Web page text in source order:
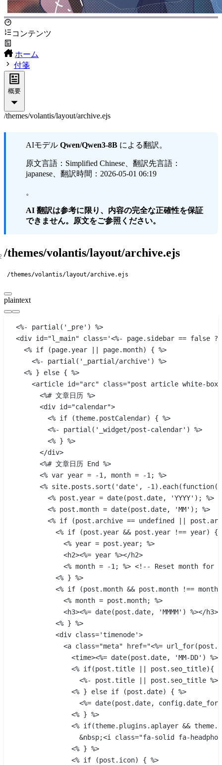
コンテンツ
ホーム
付箋
概要
/themes/volantis/layout/archive.ejs
AIモデル Qwen/Qwen3-8B による翻訳。
原文言語：Simplified Chinese、翻訳先言語：
japanese、翻訳時間：2026-05-01 06:19
。
AI 翻訳は参考に限り、内容の完全な正確性を保証
できません。原文をご参照ください。
/themes/volantis/layout/archive.ejs
/themes/volantis/layout/archive.ejs
plaintext
<%- partial('_pre') %>
<div id="l_main" class='<%- page.sidebar == false
  <% if (page.year || page.month) { %>
    <%- partial('_partial/archive') %>
  <% } else { %>
<article id="arc" class="post article white-
      <%# 文章日历 %>
      <div id="calendar">
        <% if (theme.postCalendar) { %>
        <%- partial('_widget/post-calendar') %>
        <% } %>
      </div>
      <%# 文章日历 End %>
      <% var year = -1, month = -1; %>
<% site.posts.sort('date', -
        <% post.year = date(post.date, 'YYYY'); %>
        <% post.month = date(post.date, 'MM'); %>
<% if (post.archive == undefined ||
<% if (post.year && post.year !== year) {
            <% year = post.year; %>
            <h2><%= year %></h2>
<% month = -1; %> <!-- Reset month for
          <% } %>
<% if (post.month && post.month !==
            <% month = post.month; %>
            <h3><%= date(post.date, 'MMMM') %></h3>
          <% } %>
          <div class='timenode'>
<a class="meta" href="<%=
<time><%= date(post.date, 'MM-DD')
<% if(post.title || post.seo_title){
                <%- post.title || post.seo_title %>
              <% } else if (post.date) { %>
<%= date(post.date,
              <% } %>
<% if(theme.plugins.aplayer &&
&nbsp;<i class="fa-solid fa-
              <% } %>
              <% if (post.icon) { %>